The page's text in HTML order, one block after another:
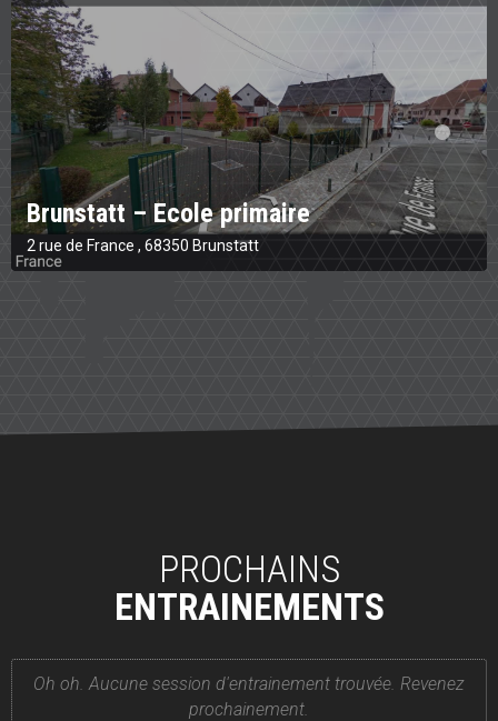
Brunstatt – Ecole primaire
2 rue de France , 68350 Brunstatt
PROCHAINS
ENTRAINEMENTS
Oh oh. Aucune session d'entrainement trouvée. Revenez
prochainement.